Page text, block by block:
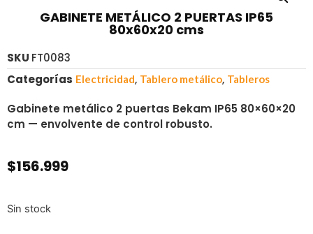
GABINETE METÁLICO 2 PUERTAS IP65
80x60x20 cms
SKU FT0083
Categorías Electricidad, Tablero metálico, Tableros
Gabinete metálico 2 puertas Bekam IP65 80×60×20
cm — envolvente de control robusto.
$156.999
Sin stock